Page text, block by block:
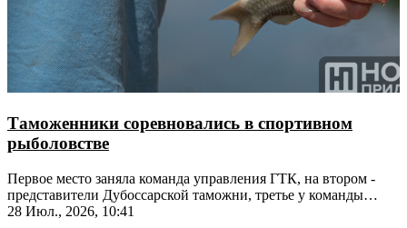
Таможенники соревновались в спортивном
рыболовстве
Первое место заняла команда управления ГТК, на втором -
представители Дубоссарской таможни, третье у команды
Тирасполя
28 Июл., 2026, 10:41